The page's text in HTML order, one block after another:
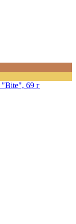
"Bite", 69 г